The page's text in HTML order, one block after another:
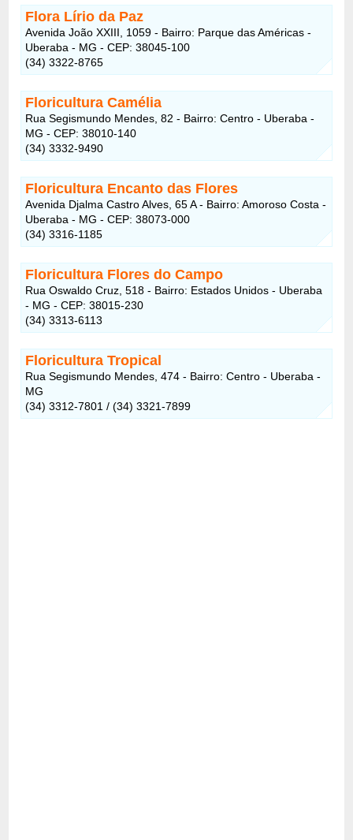
Flora Lírio da Paz
Avenida João XXIII, 1059 - Bairro: Parque das Américas -
Uberaba - MG - CEP: 38045-100
(34) 3322-8765
Floricultura Camélia
Rua Segismundo Mendes, 82 - Bairro: Centro - Uberaba -
MG - CEP: 38010-140
(34) 3332-9490
Floricultura Encanto das Flores
Avenida Djalma Castro Alves, 65 A - Bairro: Amoroso Costa -
Uberaba - MG - CEP: 38073-000
(34) 3316-1185
Floricultura Flores do Campo
Rua Oswaldo Cruz, 518 - Bairro: Estados Unidos - Uberaba
- MG - CEP: 38015-230
(34) 3313-6113
Floricultura Tropical
Rua Segismundo Mendes, 474 - Bairro: Centro - Uberaba -
MG
(34) 3312-7801 / (34) 3321-7899